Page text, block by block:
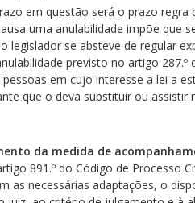
em questão será o prazo
uma anulabilidade impõe que
legislador se absteve de regular
previsto no artigo
em cujo interesse a lei a
que o deva substituir ou
da medida de
891.º do Código de Processo
as necessárias adaptações, o